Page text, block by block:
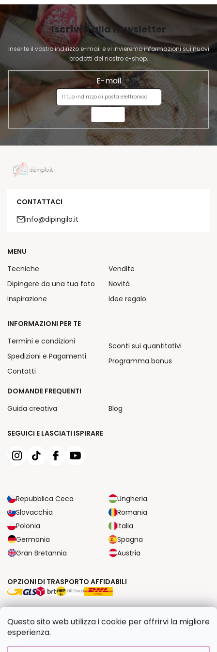
Questo sito web utilizza i cookie per offrirvi la migliore
esperienza.
'
e
l
e
n
c
o
G
N
Iscriviti alla newsletter
Inserite il vostro indirizzo e-mail e vi invieremo informazioni sui nuovi
prodotti del nostro e-shop.
E-mail
CONTATTACI
info@dipingilo.it
SEGUICI E LASCIATI ISPIRARE
Repubblica Ceca
Ungheria
Slovacchia
Romania
Polonia
Italia
Germania
Spagna
Gran Bretannia
Austria
MENU
Tecniche
Dipingere da una tua foto
Inspirazione
Vendite
Novità
Idee regalo
INFORMAZIONI PER TE
Termini e condizioni
Spedizioni e Pagamenti
Contatti
Sconti sui quantitativi
Programma bonus
DOMANDE FREQUENTI
Guida creativa
Blog
OPZIONI DI TRASPORTO AFFIDABILI